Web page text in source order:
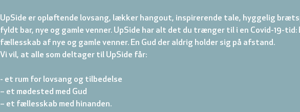
UpSide er opløftende lovsang, lækker hangout, inspirerende tale, hyggelig
fyldt bar, nye og gamle venner. UpSide har alt det du trænger til i en Covid-19-tid:
fællesskab af nye og gamle venner. En Gud der aldrig holder sig på afstand.
Vi vil, at alle som deltager til UpSide får:
- et rum for lovsang og tilbedelse
– et mødested med Gud
– et fællesskab med hinanden.